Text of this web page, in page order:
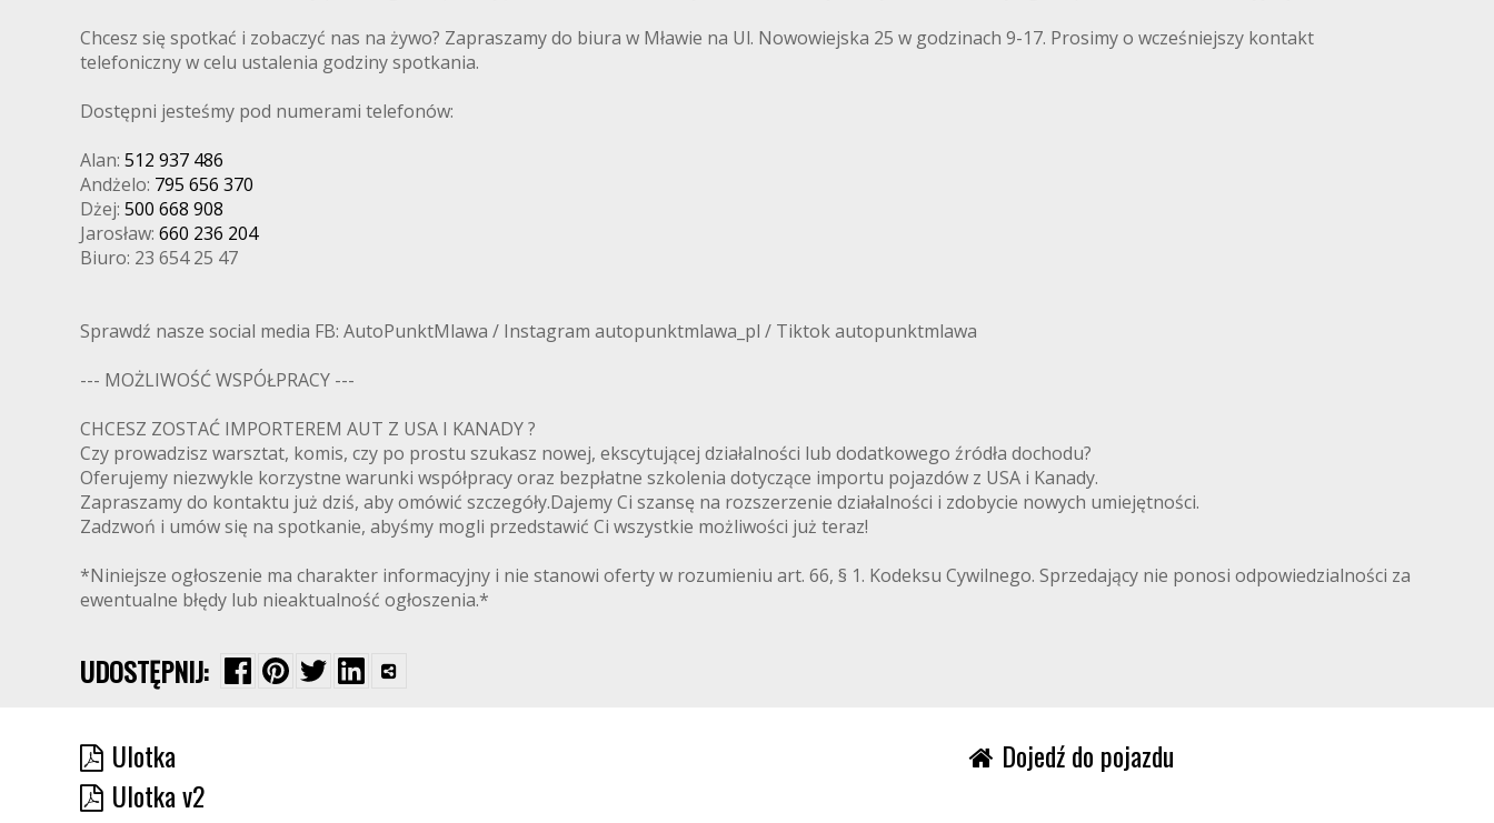
Chcesz się spotkać i zobaczyć nas na żywo? Zapraszamy do biura w Mławie na Ul. Nowowiejska 25 w godzinach 9-17. Prosimy o wcześniejszy kontakt
telefoniczny w celu ustalenia godziny spotkania.
Dostępni jesteśmy pod numerami telefonów:
Alan: 512 937 486
Andżelo: 795 656 370
Dżej: 500 668 908
Jarosław: 660 236 204
Biuro: 23 654 25 47
Sprawdź nasze social media FB: AutoPunktMlawa / Instagram autopunktmlawa_pl / Tiktok autopunktmlawa
--- MOŻLIWOŚĆ WSPÓŁPRACY ---
CHCESZ ZOSTAĆ IMPORTEREM AUT Z USA I KANADY ?
Czy prowadzisz warsztat, komis, czy po prostu szukasz nowej, ekscytującej działalności lub dodatkowego źródła dochodu?
Oferujemy niezwykle korzystne warunki współpracy oraz bezpłatne szkolenia dotyczące importu pojazdów z USA i Kanady.
Zapraszamy do kontaktu już dziś, aby omówić szczegóły.Dajemy Ci szansę na rozszerzenie działalności i zdobycie nowych umiejętności.
Zadzwoń i umów się na spotkanie, abyśmy mogli przedstawić Ci wszystkie możliwości już teraz!
*Niniejsze ogłoszenie ma charakter informacyjny i nie stanowi oferty w rozumieniu art. 66, § 1. Kodeksu Cywilnego. Sprzedający nie ponosi odpowiedzialności za
ewentualne błędy lub nieaktualność ogłoszenia.*
UDOSTĘPNIJ:
Ulotka
Ulotka v2
Dojedź do pojazdu